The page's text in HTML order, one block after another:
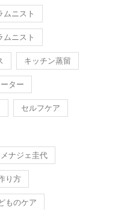
ムニスト
ムニスト
キッチン蒸留
ター
セルフケア
メナジェ圭代
り方
ものケア